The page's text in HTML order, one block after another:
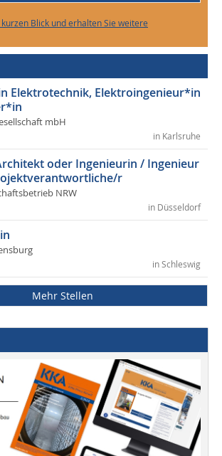
Blick und erhalten Sie weitere
Elektrotechnik, Elektroingenieur*in
mbH
in Karlsruhe
oder Ingenieurin / Ingenieur
r
NRW
in Düsseldorf
in Schleswig
Mehr Stellen